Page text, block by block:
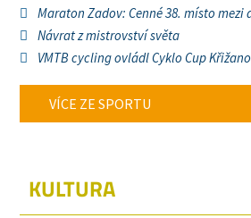
Maraton Zadov: Cenné 38. místo
Návrat z mistrovství světa
VMTB cycling ovládl Cyklo Cup
VÍCE ZE SPORTU
KULTURA